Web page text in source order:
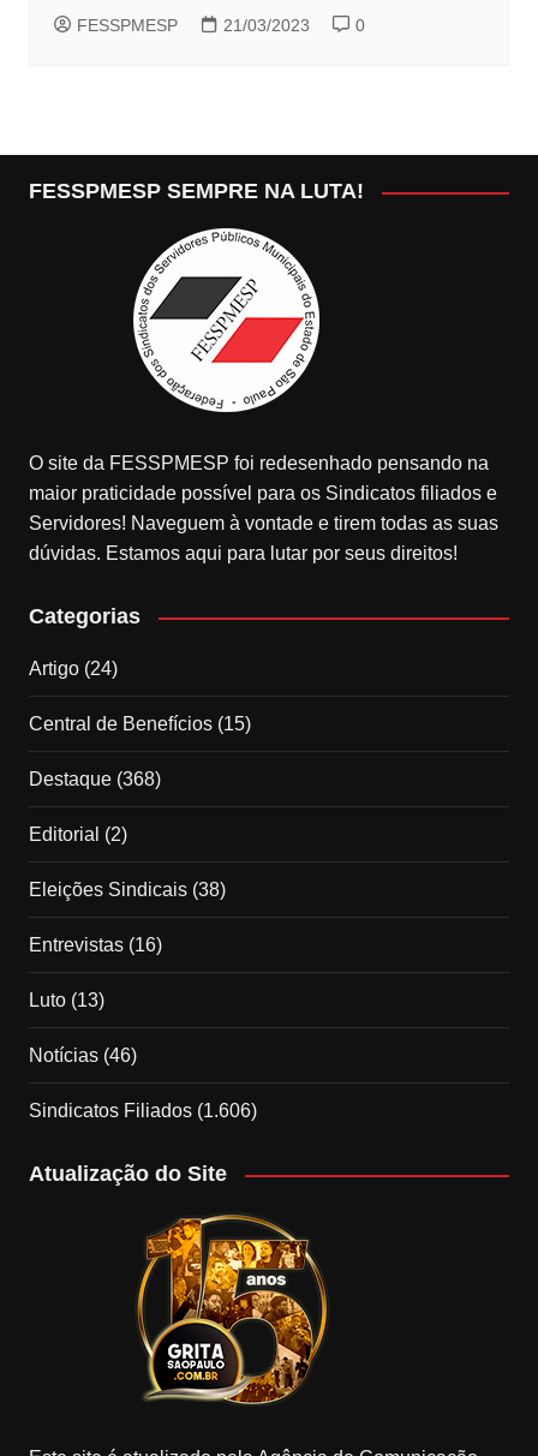
FESSPMESP 21/03/2023 0
FESSPMESP SEMPRE NA LUTA!
O site da FESSPMESP foi redesenhado pensando na
maior praticidade possível para os Sindicatos filiados e
Servidores! Naveguem à vontade e tirem todas as suas
dúvidas. Estamos aqui para lutar por seus direitos!
Categorias
Artigo(24)
Central de Benefícios(15)
Destaque(368)
Editorial (2)
Eleições Sindicais(38)
Entrevistas(16)
Luto(13)
Notícias(46)
Sindicatos Filiados(1.606)
Atualização do Site